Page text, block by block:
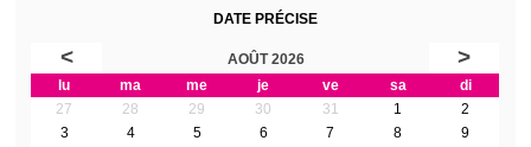
DATE PRÉCISE
< AOÛT 2026 >
lu ma me je ve sa
di
27
28 29 30 31 1
2
3
4 5 6 7 8
9